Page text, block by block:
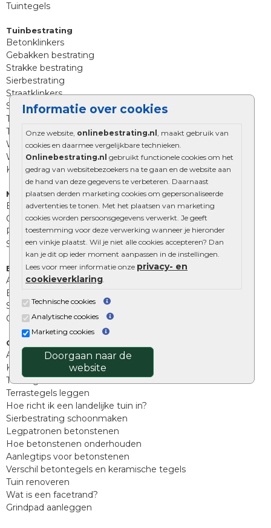
Informatie over cookies
Onze website, onlinebestrating.nl , maakt gebruik van
cookies en daarmee vergelijkbare technieken.
Onlinebestrating.nl gebruikt functionele cookies om het
gedrag van websitebezoekers na te gaan en de website aan
de hand van deze gegevens te verbeteren. Daarnaast
plaatsen derden marketing cookies om gepersonaliseerde
advertenties te tonen. Met het plaatsen van marketing
cookies worden persoonsgegevens verwerkt. Je geeft
toestemming voor deze verwerking wanneer je hieronder
een vinkje plaatst. Wil je niet alle cookies accepteren? Dan
kan je dit op ieder moment aanpassen in de instellingen.
Lees voor meer informatie onze privacy- en
cookieverklaring
Technische cookies
Analytische cookies
Marketing cookies
Doorgaan naar de
website
Tuintegels
Tuinbestrating
Betonklinkers
Gebakken bestrating
Strakke bestrating
Sierbestrating
Straatklinkers
Straatstenen
Trommelstenen
Tuinstenen
Waalformaat
Wildverband bestrating
Kingstones
Muurelementen
Betonbielzen
Opsluitbanden
Palissades
Stapelblokken
Extra benodigdheden
Afwatering en diversen
Beplantings en betonelementen
Split, grind en zand
Oprit tegels
Overig
Aanbiedingen
Kunstgras
Tuintegels outlet
Terrastegels leggen
Hoe richt ik een landelijke tuin in?
Sierbestrating schoonmaken
Legpatronen betonstenen
Hoe betonstenen onderhouden
Aanlegtips voor betonstenen
Verschil betontegels en keramische tegels
Tuin renoveren
Wat is een facetrand?
Grindpad aanleggen